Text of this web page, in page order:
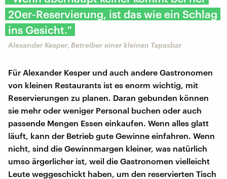
20er-Reservierung, ist das wie ein Schlag
ins Gesicht."
Alexander Kesper, Betreiber einer kleinen Tapasbar
Für Alexander Kesper und auch andere Gastronomen
von kleinen Restaurants ist es enorm wichtig, mit
Reservierungen zu planen. Daran gebunden können
sie mehr oder weniger Personal buchen oder auch
passende Mengen Essen einkaufen. Wenn alles glatt
läuft, kann der Betrieb gute Gewinne einfahren. Wenn
nicht, sind die Gewinnmargen kleiner, was natürlich
umso ärgerlicher ist, weil die Gastronomen vielleicht
Leute weggeschickt haben, um den reservierten Tisch